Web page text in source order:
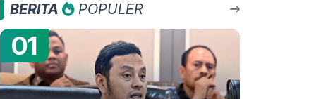
BERITA POPULER
01